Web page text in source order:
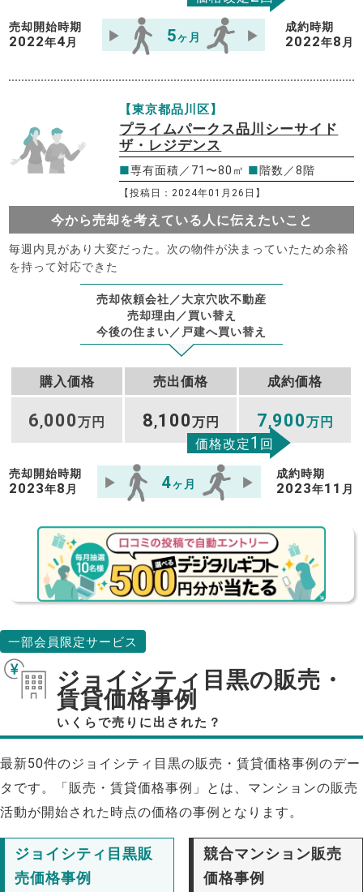
売却開始時期
2022年4 月 5ヶ月
成約時期
2022年8 月
【東京都品川区】
プライムパークス品川シーサイド
ザ・レジデンス
■専有面積／71〜80㎡ ■階数／8階
【投稿日：2024年01月26日】
今から売却を考えている人に伝えたいこと
毎週内見があり大変だった。次の物件が決まっていたため余裕
を持って対応できた
売却依頼会社／大京穴吹不動産
売却理由／買い替え
今後の住まい／戸建へ買い替え
購入価格 売出価格 成約価格
6,000万円 8,100万円 7,900万円
価格改定1 回
売却開始時期
2023年8 月 4ヶ月
成約時期
2023年11 月
一部会員限定サービス
ジョイシティ目黒の販売・
賃貸価格事例
いくらで売りに出された？
最新50件のジョイシティ目黒の販売・賃貸価格事例のデー
タです。「販売・賃貸価格事例」とは、マンションの販売
活動が開始された時点の価格の事例となります。
ジョイシティ目黒販
売価格事例
競合マンション販売
価格事例